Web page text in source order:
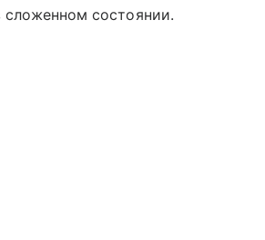
сложенном состоянии.